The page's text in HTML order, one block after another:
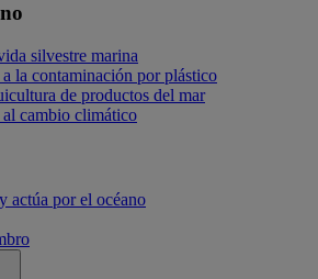
silvestre marina
la contaminación por plástico
de productos del mar
al cambio climático
actúa por el océano